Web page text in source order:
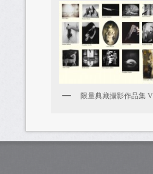
限量典藏攝影作品集 V